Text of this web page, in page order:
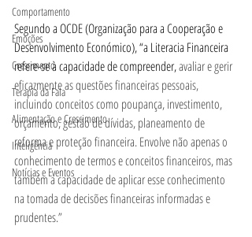
Comportamento
Emoções
Crescimento
Terapia da Fala
Alimentação e Crescimento
Inteligência
Notícias e Eventos
Segundo a OCDE (Organização para a Cooperação e
Desenvolvimento Económico), “a Literacia Financeira
refere-se à capacidade de compreender, avaliar e gerir
eficazmente as questões financeiras pessoais,
incluindo conceitos como poupança, investimento,
orçamento, gestão de dívidas, planeamento de
reforma e proteção financeira. Envolve não apenas o
conhecimento de termos e conceitos financeiros, mas
também a capacidade de aplicar esse conhecimento
na tomada de decisões financeiras informadas e
prudentes.”